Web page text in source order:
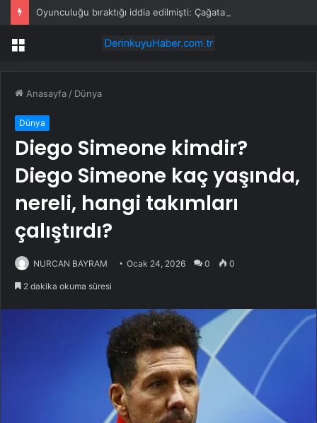
Menü
Anasayfa / Dünya
Dünya
Diego Simeone kimdir?
Diego Simeone kaç yaşında,
nereli, hangi takımları
çalıştırdı?
NURCAN BAYRAM Ocak 24, 2026 0 0
2 dakika okuma süresi